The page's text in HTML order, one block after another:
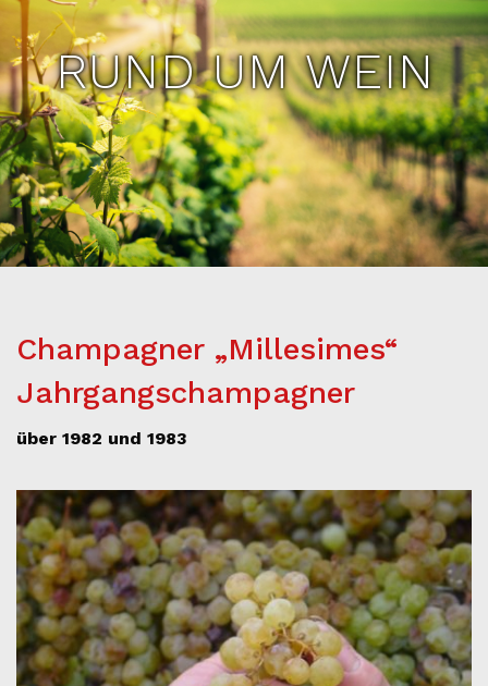
RUND UM WEIN
Champagner „Millesimes“
Jahrgangschampagner
über 1982 und 1983